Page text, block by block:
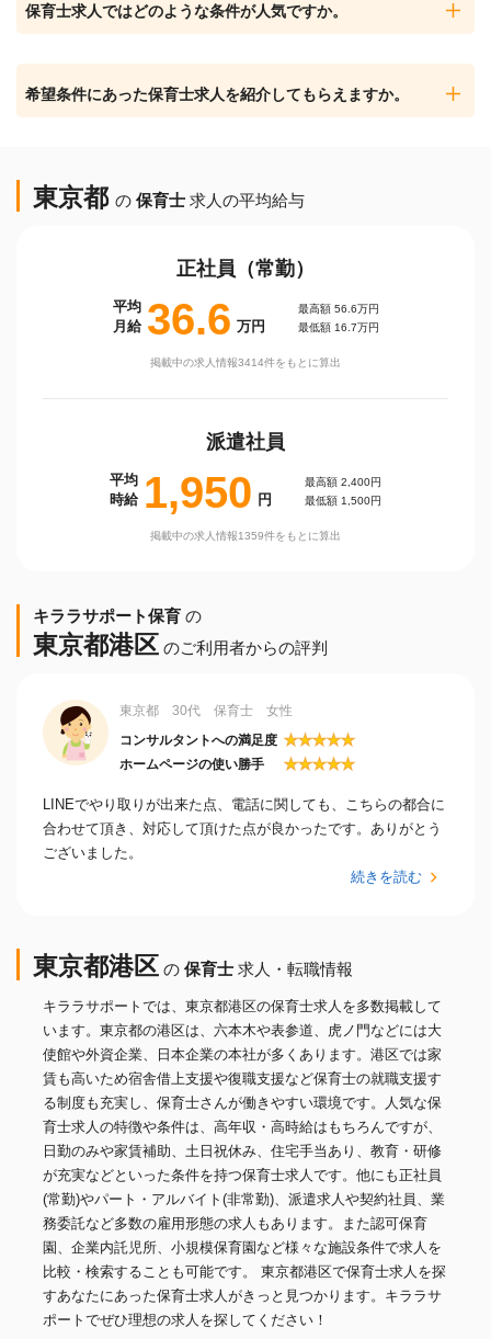
保育士求人ではどのような条件が人気ですか。
希望条件にあった保育士求人を紹介してもらえますか。
東京都 の 保育士 求人の平均給与
正社員（常勤）
平均
月給 36.6 万円
最高額 56.6万円
最低額 16.7万円
掲載中の求人情報3414件をもとに算出
派遣社員
平均
時給 1,950 円
最高額 2,400円
最低額 1,500円
掲載中の求人情報1359件をもとに算出
キララサポート保育 の
東京都港区 のご利用者からの評判
東京都 30代 保育士 女性
コンサルタントへの満足度 ★★★★★
ホームページの使い勝手 ★★★★★
LINEでやり取りが出来た点、電話に関しても、こちらの都合に
合わせて頂き、対応して頂けた点が良かったです。ありがとう
ございました。
続きを読む
東京都港区 の 保育士 求人・転職情報
キララサポートでは、東京都港区の保育士求人を多数掲載して
います。東京都の港区は、六本木や表参道、虎ノ門などには大
使館や外資企業、日本企業の本社が多くあります。港区では家
賃も高いため宿舎借上支援や復職支援など保育士の就職支援す
る制度も充実し、保育士さんが働きやすい環境です。人気な保
育士求人の特徴や条件は、高年収・高時給はもちろんですが、
日勤のみや家賃補助、土日祝休み、住宅手当あり、教育・研修
が充実などといった条件を持つ保育士求人です。他にも正社員
(常勤)やパート・アルバイト(非常勤)、派遣求人や契約社員、業
務委託など多数の雇用形態の求人もあります。また認可保育
園、企業内託児所、小規模保育園など様々な施設条件で求人を
比較・検索することも可能です。 東京都港区で保育士求人を探
すあなたにあった保育士求人がきっと見つかります。キララサ
ポートでぜひ理想の求人を探してください！